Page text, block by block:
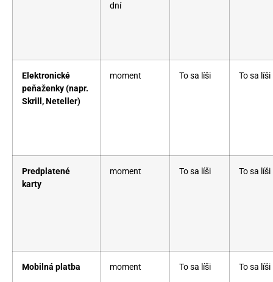
dní
Elektronické
peňaženky (napr.
Skrill, Neteller)
moment To sa líši To sa líši
Predplatené
karty
moment To sa líši To sa líši
Mobilná platba moment To sa líši To sa líši